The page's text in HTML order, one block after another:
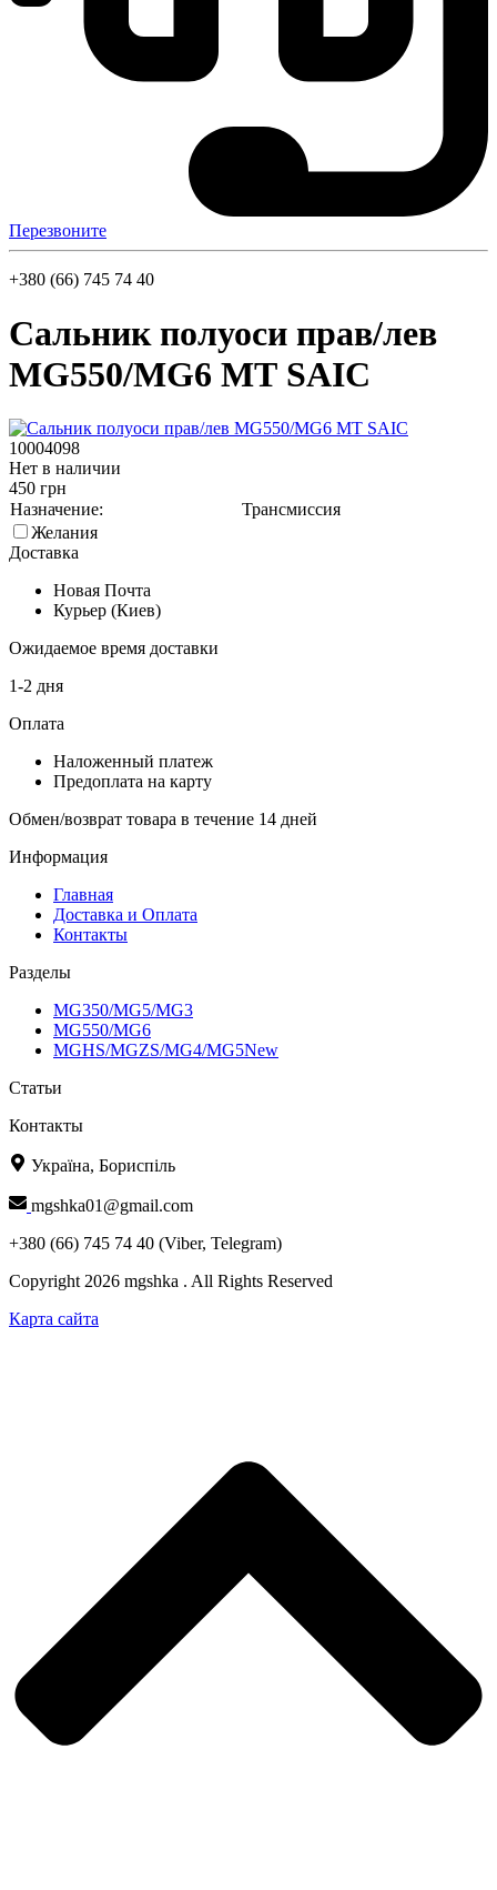
Перезвоните
+380 (66) 745 74 40
Сальник полуоси прав/лев
MG550/MG6 МТ SAIC
10004098
Нет в наличии
450 грн
Назначение:
Трансмиссия
Желания
Доставка
Новая Почта
Курьер (Киев)
Ожидаемое время доставки
1-2 дня
Оплата
Наложенный платеж
Предоплата на карту
Обмен/возврат товара в течение 14 дней
Информация
Главная
Доставка и Оплата
Контакты
Разделы
MG350/MG5/MG3
MG550/MG6
MGHS/MGZS/MG4/MG5New
Статьи
Контакты
Україна, Бориспіль
mgshka01@gmail.com
+380 (66) 745 74 40 (Viber, Telegram)
Copyright 2026 mgshka . All Rights Reserved
Карта сайта